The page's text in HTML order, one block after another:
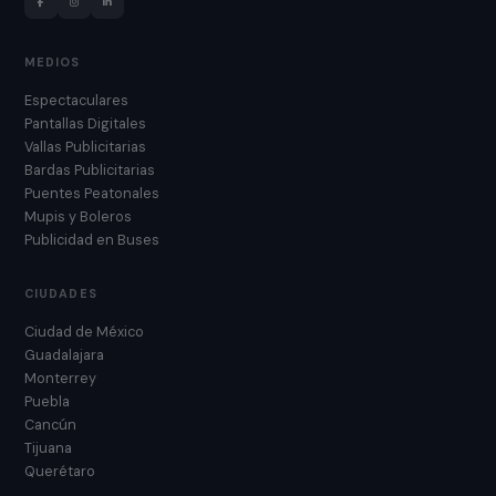
MEDIOS
Espectaculares
Pantallas Digitales
Vallas Publicitarias
Bardas Publicitarias
Puentes Peatonales
Mupis y Boleros
Publicidad en Buses
CIUDADES
Ciudad de México
Guadalajara
Monterrey
Puebla
Cancún
Tijuana
Querétaro